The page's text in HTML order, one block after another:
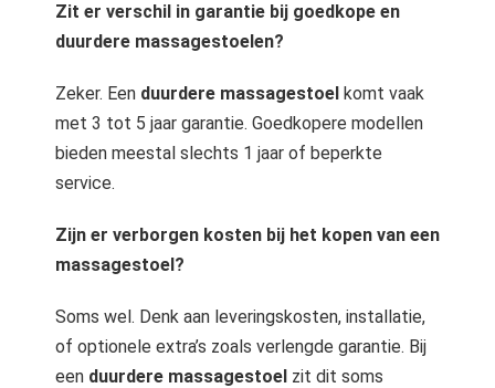
Zit er verschil in garantie bij goedkope en
duurdere massagestoelen?
Zeker. Een duurdere massagestoel komt vaak
met 3 tot 5 jaar garantie. Goedkopere modellen
bieden meestal slechts 1 jaar of beperkte
service.
Zijn er verborgen kosten bij het kopen van een
massagestoel?
Soms wel. Denk aan leveringskosten, installatie,
of optionele extra’s zoals verlengde garantie. Bij
een duurdere massagestoel zit dit soms